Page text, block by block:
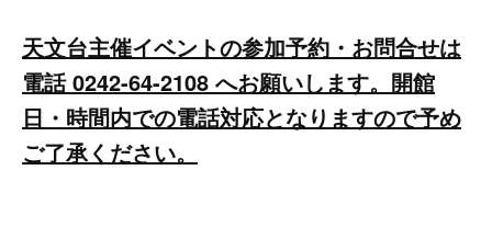
天文台主催イベントの参加予約・お問合せは
電話 0242-64-2108 へお願いします。開館
日・時間内での電話対応となりますので予め
ご了承ください。